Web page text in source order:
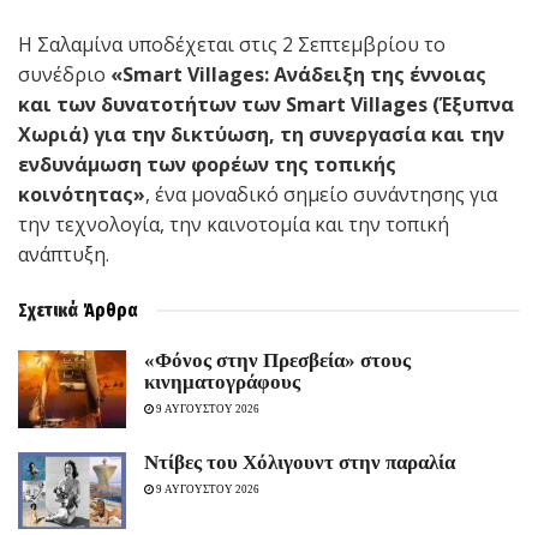
Η Σαλαμίνα υποδέχεται στις 2 Σεπτεμβρίου το
συνέδριο «Smart Villages: Ανάδειξη της έννοιας
και των δυνατοτήτων των Smart Villages (Έξυπνα
Χωριά) για την δικτύωση, τη συνεργασία και την
ενδυνάμωση των φορέων της τοπικής
κοινότητας», ένα μοναδικό σημείο συνάντησης για
την τεχνολογία, την καινοτομία και την τοπική
ανάπτυξη.
Σχετικά Άρθρα
«Φόνος στην Πρεσβεία» στους
κινηματογράφους
9 ΑΥΓΟΥΣΤΟΥ 2026
Ντίβες του Χόλιγουντ στην παραλία
9 ΑΥΓΟΥΣΤΟΥ 2026